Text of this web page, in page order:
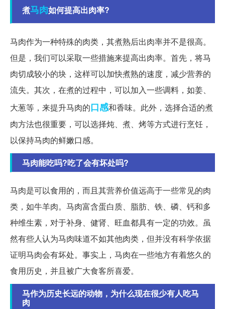
煮马肉如何提高出肉率?
马肉作为一种特殊的肉类，其煮熟后出肉率并不是很高。
但是，我们可以采取一些措施来提高出肉率。首先，将马
肉切成较小的块，这样可以加快煮熟的速度，减少营养的
流失。其次，在煮的过程中，可以加入一些调料，如姜、
大葱等，来提升马肉的口感和香味。此外，选择合适的煮
肉方法也很重要，可以选择炖、煮、烤等方式进行烹饪，
以保持马肉的鲜嫩口感。
马肉能吃吗?吃了会有坏处吗?
马肉是可以食用的，而且其营养价值远高于一些常见的肉
类，如牛羊肉。马肉富含蛋白质、脂肪、铁、磷、钙和多
种维生素，对于补身、健肾、旺血都具有一定的功效。虽
然有些人认为马肉味道不如其他肉类，但并没有科学依据
证明马肉会有坏处。事实上，马肉在一些地方有着悠久的
食用历史，并且被广大食客所喜爱。
马作为历史长远的动物，为什么现在很少有人吃马
肉